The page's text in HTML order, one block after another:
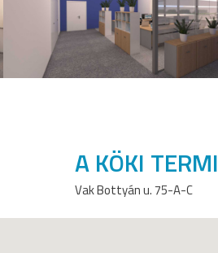
A KÖKI
Vak Bottyán u. 75-A-C